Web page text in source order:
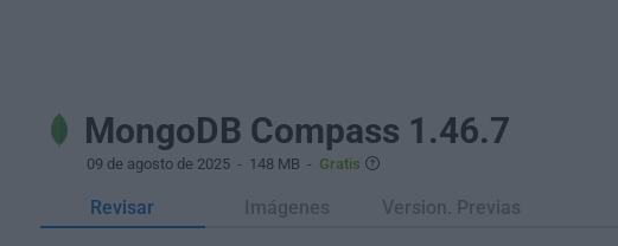
MongoDB Compass 1.46.7
09 de agosto de 2025 - 148 MB - Gratis
Revisar Imágenes Version. Previas